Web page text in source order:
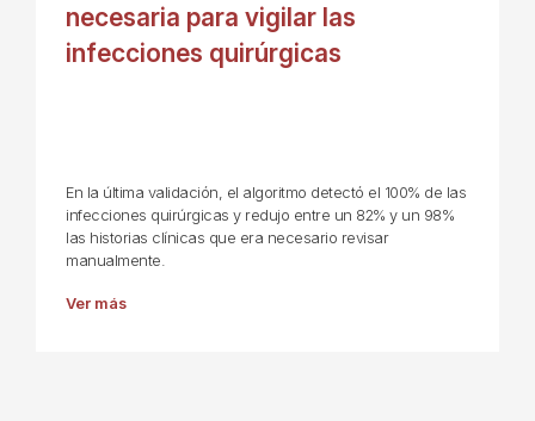
necesaria para vigilar las
infecciones quirúrgicas
En la última validación, el algoritmo detectó el 100% de las
infecciones quirúrgicas y redujo entre un 82% y un 98%
las historias clínicas que era necesario revisar
manualmente.
Ver más